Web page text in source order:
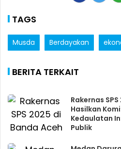
TAGS
Musda Berdayakan
BERITA TERKAIT
Rakernas
Hasilkan
Kedaulatan
Publik